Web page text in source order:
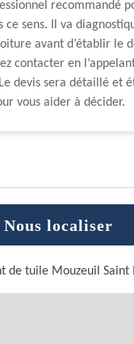
recommandé
ce sens. Il va
avant d’établir le
contacter en
devis sera détaillé et
vous aider à décider.
Nous localiser
de tuile Mouzeuil